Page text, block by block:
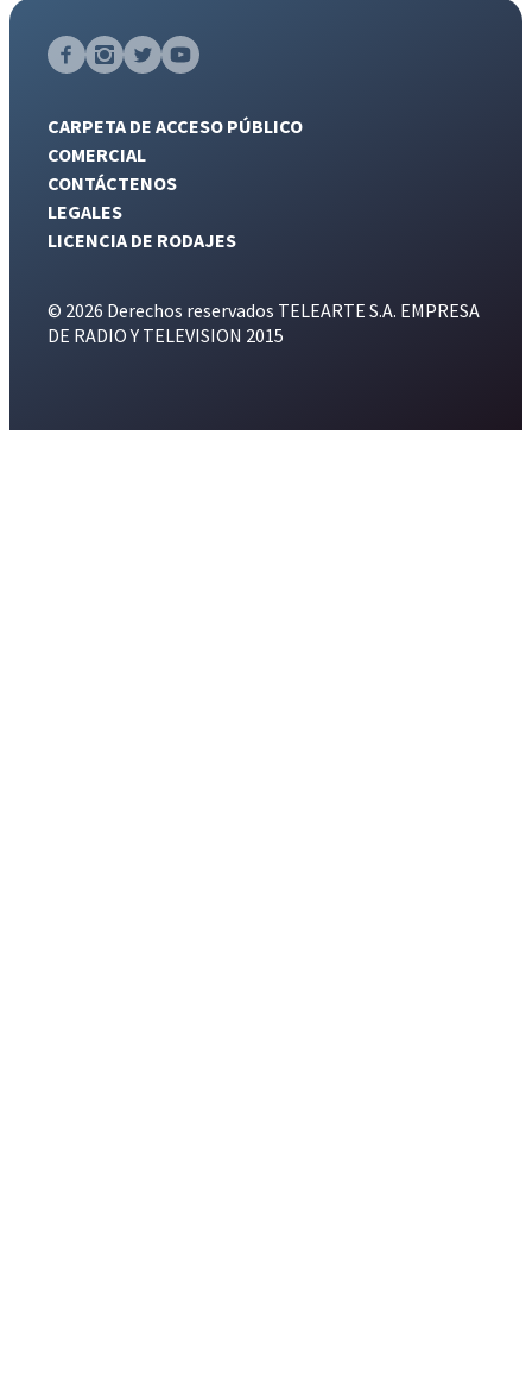
CARPETA DE ACCESO PÚBLICO
COMERCIAL
CONTÁCTENOS
LEGALES
LICENCIA DE RODAJES
© 2026 Derechos reservados TELEARTE S.A. EMPRESA
DE RADIO Y TELEVISION 2015